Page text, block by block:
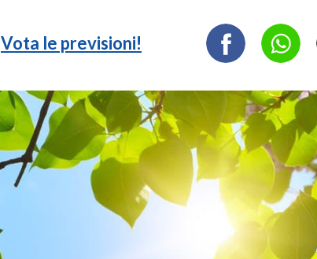
Vota le previsioni!